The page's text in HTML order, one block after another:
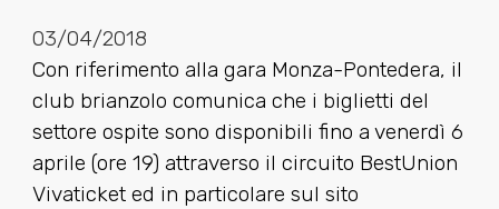
03/04/2018
Con riferimento alla gara Monza-Pontedera, il
club brianzolo comunica che i biglietti del
settore ospite sono disponibili fino a venerdì 6
aprile (ore 19) attraverso il circuito BestUnion
Vivaticket ed in particolare sul sito